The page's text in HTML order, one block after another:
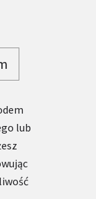
lub